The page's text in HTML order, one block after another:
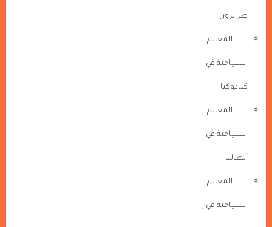
طرابزون
المعالم
السياحية في
كبادوكيا
المعالم
السياحية في
أنطاليا
المعالم
السياحية في إ